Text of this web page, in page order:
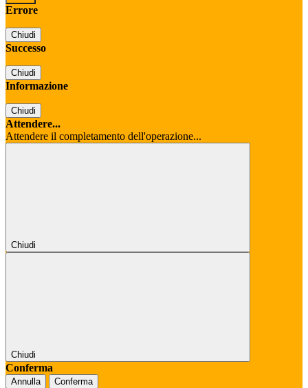
Errore
Chiudi
Successo
Chiudi
Informazione
Chiudi
Attendere...
Attendere il completamento dell'operazione...
Chiudi
Chiudi
Conferma
Annulla Conferma